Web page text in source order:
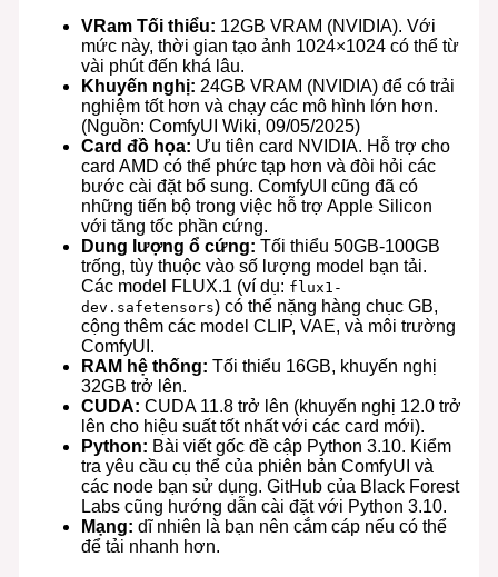
VRam Tối thiểu: 12GB VRAM (NVIDIA). Với
mức này, thời gian tạo ảnh 1024×1024 có thể từ
vài phút đến khá lâu.
Khuyến nghị: 24GB VRAM (NVIDIA) để có trải
nghiệm tốt hơn và chạy các mô hình lớn hơn.
(Nguồn: ComfyUI Wiki, 09/05/2025)
Card đồ họa: Ưu tiên card NVIDIA. Hỗ trợ cho
card AMD có thể phức tạp hơn và đòi hỏi các
bước cài đặt bổ sung. ComfyUI cũng đã có
những tiến bộ trong việc hỗ trợ Apple Silicon
với tăng tốc phần cứng.
Dung lượng ổ cứng: Tối thiểu 50GB-100GB
trống, tùy thuộc vào số lượng model bạn tải.
Các model FLUX.1 (ví dụ: flux1-
dev.safetensors) có thể nặng hàng chục GB,
cộng thêm các model CLIP, VAE, và môi trường
ComfyUI.
RAM hệ thống: Tối thiểu 16GB, khuyến nghị
32GB trở lên.
CUDA: CUDA 11.8 trở lên (khuyến nghị 12.0 trở
lên cho hiệu suất tốt nhất với các card mới).
Python: Bài viết gốc đề cập Python 3.10. Kiểm
tra yêu cầu cụ thể của phiên bản ComfyUI và
các node bạn sử dụng. GitHub của Black Forest
Labs cũng hướng dẫn cài đặt với Python 3.10.
Mạng: dĩ nhiên là bạn nên cắm cáp nếu có thể
để tải nhanh hơn.